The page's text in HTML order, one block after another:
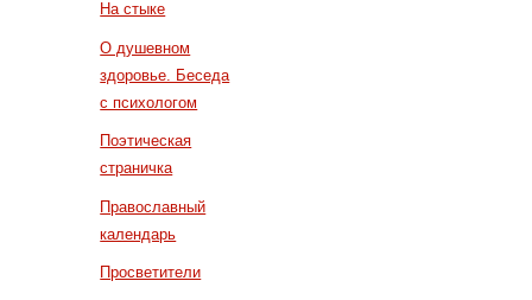
На стыке
О душевном
здоровье. Беседа
с психологом
Поэтическая
страничка
Православный
календарь
Просветители